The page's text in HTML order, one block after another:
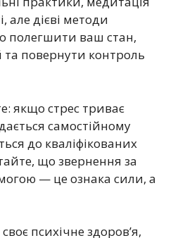
але дієві методи
полегшити ваш стан,
повернути контроль
якщо стрес триває
самостійному
до кваліфікованих
що звернення за
— це ознака сили, а
психічне здоров’я,